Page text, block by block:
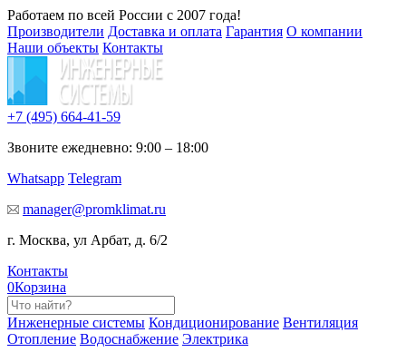
Работаем по всей России с 2007 года!
Производители Доставка и оплата Гарантия О компании
Наши объекты Контакты
+7 (495) 664-41-59
Звоните ежедневно: 9:00 – 18:00
Whatsapp Telegram
manager@promklimat.ru
г. Москва, ул Арбат, д. 6/2
Контакты
0Корзина
Инженерные системы Кондиционирование Вентиляция
Отопление Водоснабжение Электрика